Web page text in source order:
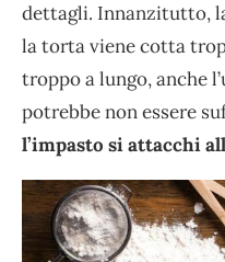
dettagli. Innanzitutto,
la torta viene cotta
troppo a lungo, anche
potrebbe non essere
l’impasto si attacchi